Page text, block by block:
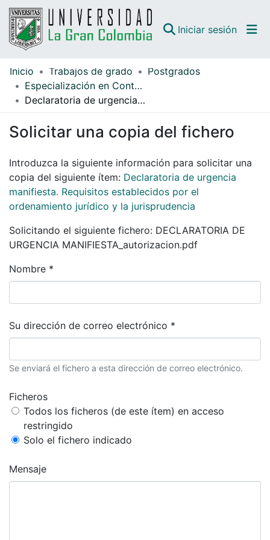
Iniciar sesión
Comunidades
Todo DSpace
Guías
Inicio Trabajos de grado
Postgrados
Especialización en Contratación estatal
Declaratoria de urgencia manifiesta. Requisitos establecidos por el ordenamiento jurídico y la jurisprudencia
Solicitar una copia del fichero
Introduzca la siguiente información para solicitar una
copia del siguiente ítem: Declaratoria de urgencia
manifiesta. Requisitos establecidos por el
ordenamiento jurídico y la jurisprudencia
Solicitando el siguiente fichero: DECLARATORIA DE
URGENCIA MANIFIESTA_autorizacion.pdf
Nombre *
Su dirección de correo electrónico *
Se enviará el fichero a esta dirección de correo electrónico.
Ficheros
Todos los ficheros (de este ítem) en acceso
restringido
Solo el fichero indicado
Mensaje